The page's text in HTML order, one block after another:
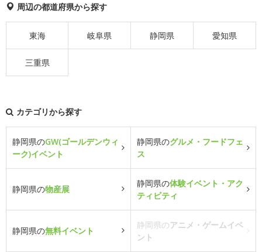
周辺の都道府県から探す
東海 岐阜県 静岡県 愛知県
三重県
カテゴリから探す
静岡県のGW(ゴールデンウィ
ーク)イベント
静岡県のグルメ・フードフェ
ス
静岡県の物産展
静岡県の体験イベント・アク
ティビティ
静岡県の無料イベント
静岡県のアニメ・ゲームイベ
ント